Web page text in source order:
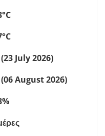
(23 July 2026)
(06 August 2026)